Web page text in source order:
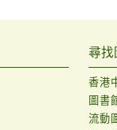
尋找
香港
圖書
流動